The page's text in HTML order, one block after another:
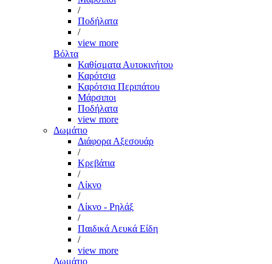
/
Ποδήλατα
/
view more
Βόλτα
Καθίσματα Αυτοκινήτου
Καρότσια
Καρότσια Περιπάτου
Μάρσιποι
Ποδήλατα
view more
Δωμάτιο
Διάφορα Αξεσουάρ
/
Κρεβάτια
/
Λίκνο
/
Λίκνο - Ρηλάξ
/
Παιδικά Λευκά Είδη
/
view more
Δωμάτιο